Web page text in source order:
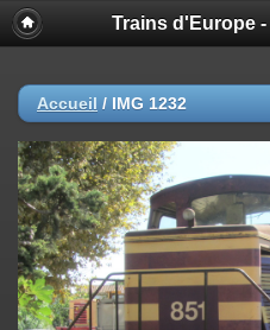
Trains d'Europe
Accueil / IMG 1232